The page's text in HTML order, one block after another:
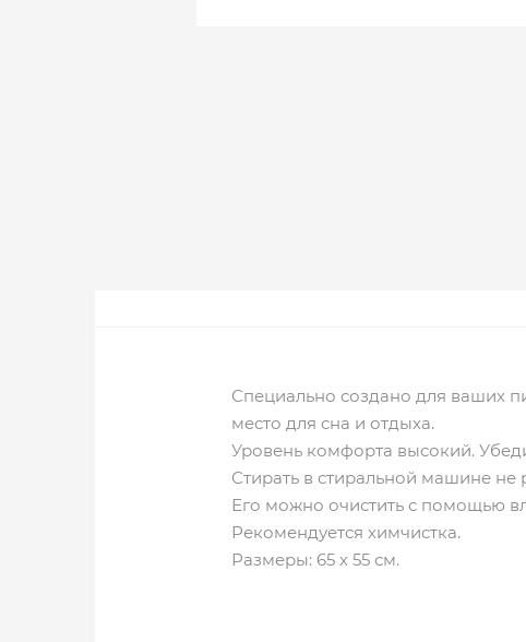
Специально создано для ваших
место для сна и отдыха.
Уровень комфорта высокий.
Стирать в стиральной машине не
Его можно очистить с помощью
Рекомендуется химчистка.
Размеры: 65 х 55 см.